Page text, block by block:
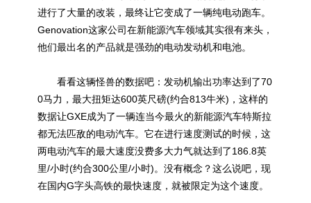
进行了大量的改装，最终让它变成了一辆纯电动跑车。
Genovation这家公司在新能源汽车领域其实很有来头，
他们最出名的产品就是强劲的电动发动机和电池。
看看这辆怪兽的数据吧：发动机输出功率达到了70
0马力，最大扭矩达600英尺磅(约合813牛米)，这样的
数据让GXE成为了一辆连当今最火的新能源汽车特斯拉
都无法匹敌的电动汽车。它在进行速度测试的时候，这
两电动汽车的最大速度没费多大力气就达到了186.8英
里/小时(约合300公里/小时)。没有概念？这么说吧，现
在国内G字头高铁的最快速度，就被限定为这个速度。